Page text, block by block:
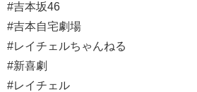
#吉本坂46
#吉本自宅劇場
#レイチェルちゃんねる
#新喜劇
#レイチェル